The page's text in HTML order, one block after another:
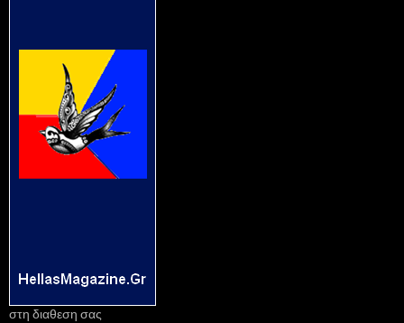
στη διαθεση σας